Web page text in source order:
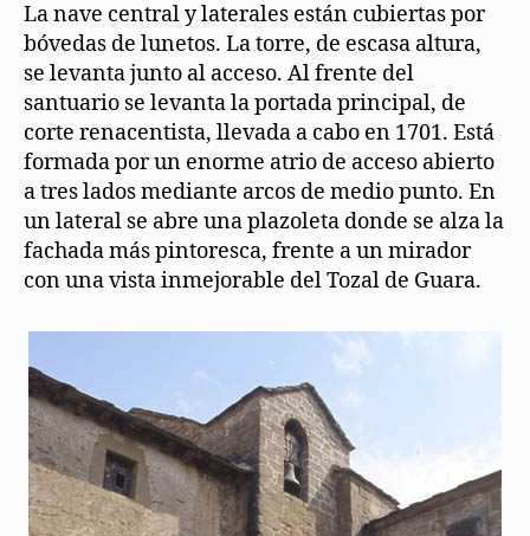
La nave central y laterales están cubiertas por
bóvedas de lunetos. La torre, de escasa altura,
se levanta junto al acceso. Al frente del
santuario se levanta la portada principal, de
corte renacentista, llevada a cabo en 1701. Está
formada por un enorme atrio de acceso abierto
a tres lados mediante arcos de medio punto. En
un lateral se abre una plazoleta donde se alza la
fachada más pintoresca, frente a un mirador
con una vista inmejorable del Tozal de Guara.